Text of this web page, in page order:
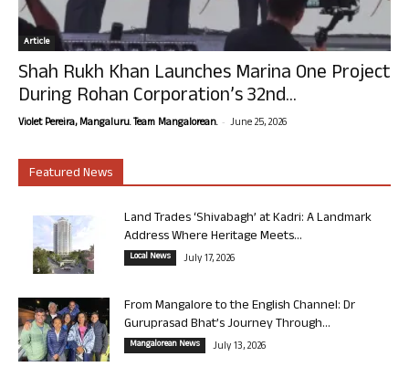
Article
Shah Rukh Khan Launches Marina One Project
During Rohan Corporation’s 32nd...
Violet Pereira, Mangaluru. Team Mangalorean. - June 25, 2026
Featured News
Land Trades ‘Shivabagh’ at Kadri: A Landmark
Address Where Heritage Meets...
Local News July 17, 2026
From Mangalore to the English Channel: Dr
Guruprasad Bhat’s Journey Through...
Mangalorean News July 13, 2026